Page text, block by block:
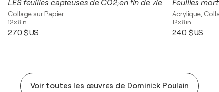
LES feuilles capteuses de CO2;en fin de vie
Collage sur Papier
12x8in
270 $US
Acrylique,
12x8in
240 $US
Voir toutes les œuvres de Dominick Poulain